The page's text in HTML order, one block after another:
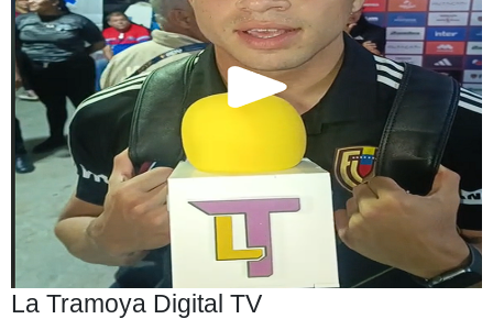
La Tramoya Digital TV